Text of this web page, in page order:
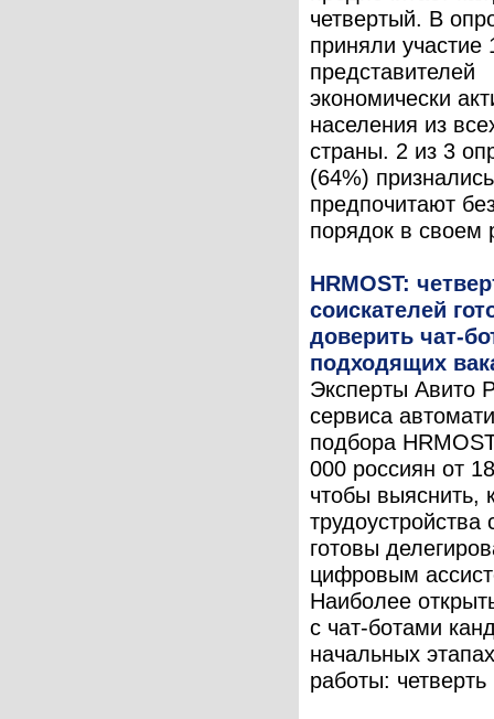
четвертый. В
приняли участие
представителей
экономически
населения из
страны. 2 из 3
(64%)
предпочитают
порядок в своем
HRMOST:
соискателей
доверить чат-
подходящих
Эксперты Авито
сервиса
подбора
000 россиян от
чтобы выяснить,
трудоустройства
готовы
цифровым
Наиболее
с чат-ботами
начальных
работы: четверть